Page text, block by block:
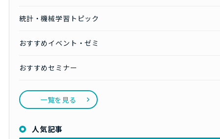
統計・機械学習トピック
おすすめイベント・ゼミ
おすすめセミナー
一覧を見る
人気記事